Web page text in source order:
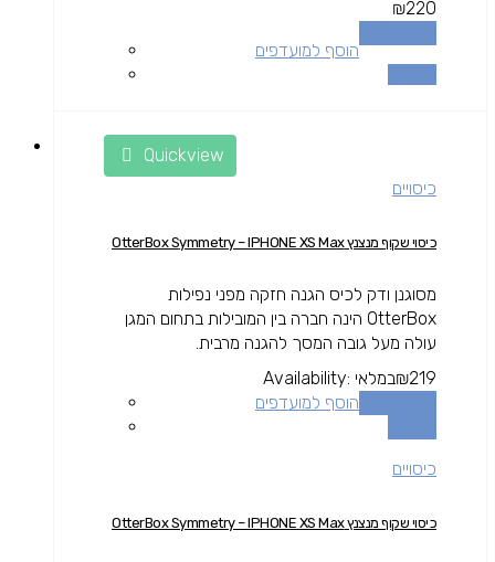
₪220
הוסף למועדפים
Quickview
כיסויים
כיסוי שקוף מנצנץ OtterBox Symmetry – IPHONE XS Max
מסוגנן ודק לכיס הגנה חזקה מפני נפילות
OtterBox הינה חברה בין המובילות בתחום המגן
עולה מעל גובה המסך להגנה מרבית.
₪219
Availability: במלאי
הוסף למועדפים
כיסויים
כיסוי שקוף מנצנץ OtterBox Symmetry – IPHONE XS Max